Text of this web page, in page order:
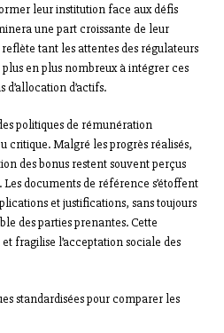
leur institution face aux défis
une part croissante de leur
tant les attentes des régulateurs
en plus nombreux à intégrer ces
d’actifs.
politiques de rémunération
critique. Malgré les progrès réalisés,
des bonus restent souvent perçus
documents de référence s’étoffent
et justifications, sans toujours
des parties prenantes. Cette
fragilise l’acceptation sociale des
standardisées pour comparer les